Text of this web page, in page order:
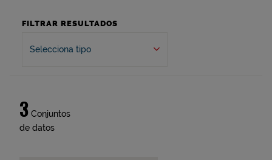
FILTRAR RESULTADOS
Selecciona tipo
3 Conjuntos
de datos